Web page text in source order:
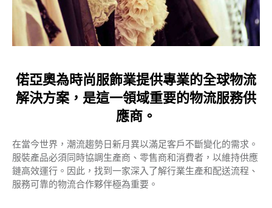
偌亞奧為時尚服飾業提供專業的全球物流
解決方案，是這一領域重要的物流服務供
應商。
在當今世界，潮流趨勢日新月異以滿足客戶不斷變化的需求。
服裝產品必須同時協調生產商、零售商和消費者，以維持供應
鏈高效運行。因此，找到一家深入了解行業生產和配送流程、
服務可靠的物流合作夥伴極為重要。
-特急空運
生命科學服務 Expand
關